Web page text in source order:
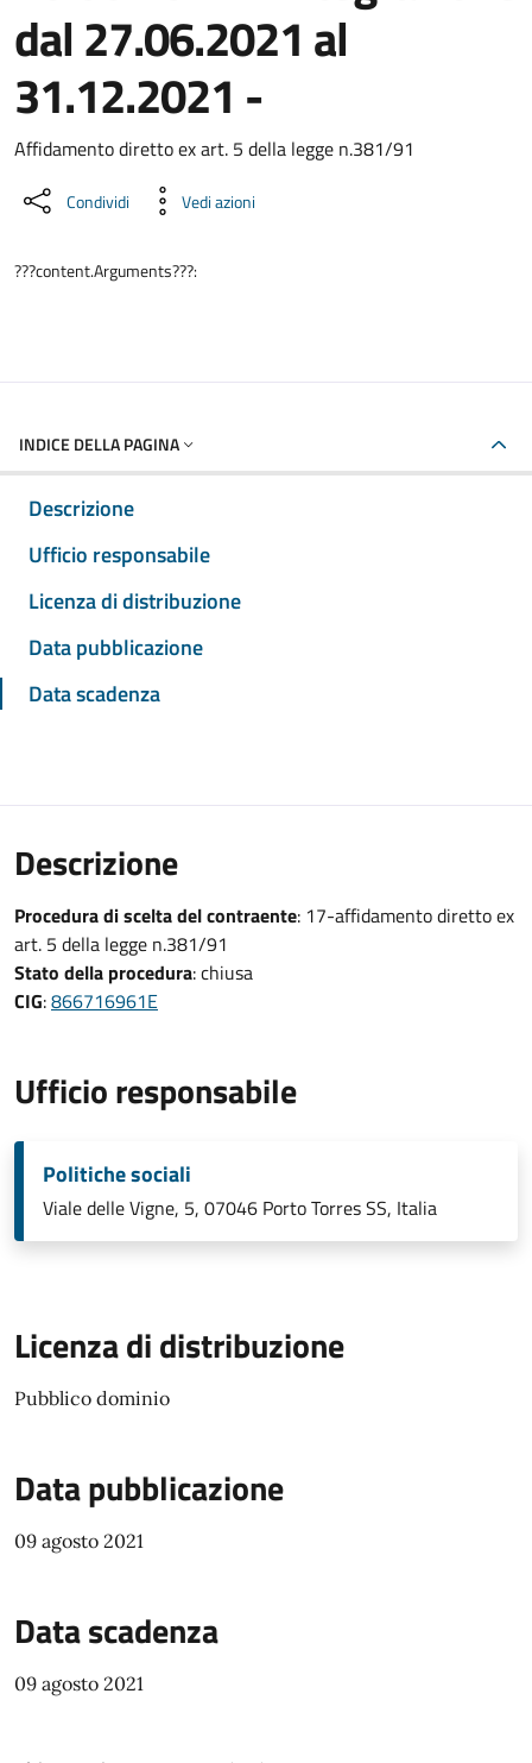
dal 27.06.2021 al
31.12.2021 -
Dettaglio del documento
Affidamento diretto ex art. 5 della legge n.381/91
Condividi Vedi azioni
???content.Arguments???:
INDICE DELLA PAGINA
Descrizione
Ufficio responsabile
Licenza di distribuzione
Data pubblicazione
Data scadenza
Descrizione
Procedura di scelta del contraente: 17-affidamento diretto ex
art. 5 della legge n.381/91
Stato della procedura: chiusa
CIG:866716961E
Ufficio responsabile
Politiche sociali
Viale delle Vigne, 5, 07046 Porto Torres SS, Italia
Licenza di distribuzione
Pubblico dominio
Data pubblicazione
09 agosto 2021
Data scadenza
09 agosto 2021